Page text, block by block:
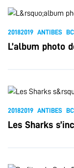
20182019 ANTIBES
L’album photo
20182019 ANTIBES
Les Sharks